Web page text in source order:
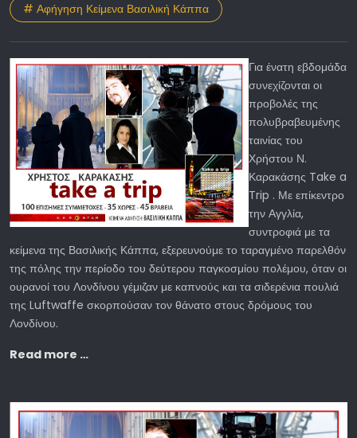
# Αφήγηση Κείμενα Βασιλική Κάππα
Για ένατη εβδομάδα
συνεχίζονται οι
προβολές της
πολυβραβευμένης
ταινίας του
Χρήστου Ν.
Καρακάσης Take a
Trip . Με επίκεντρο
την Αγγλία,
συντροφιά με τα
κείμενα της Βασιλικής Κάππα, εξερευνούμε το ταραγμένο παρελθόν
της πόλης την περίοδο του δεύτερου παγκοσμίου πολέμου, όταν οι
ουρανοί του Λονδίνου γέμιζαν με καπνούς και τα σιδερένια πουλιά
της Luftwaffe σκορπούσαν τον θάνατο στους δρόμους του
Λονδίνου.
Read more …